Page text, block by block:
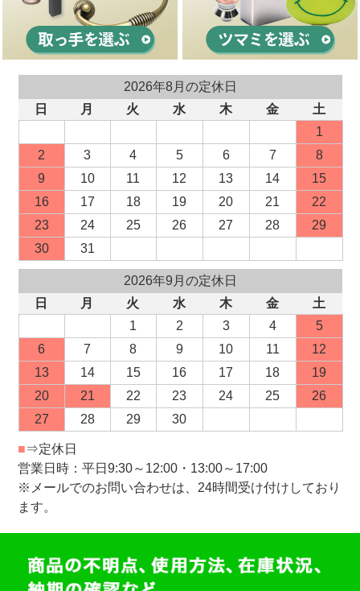
2026年8月の定休日
日
月 火 水 木 金
土
1
2
3 4 5 6 7
8
9
10 11 12 13 14
15
16
17 18 19 20 21
22
23
24 25 26 27 28
29
30
31
2026年9月の定休日
日
月 火 水 木 金
土
1
2 3 4
5
6
7 8 9 10 11
12
13
14 15 16 17 18
19
20
21 22 23 24 25
26
27
28 29 30
■⇒定休日
営業日時：平日9:30～12:00・13:00～17:00
※メールでのお問い合わせは、24時間受け付けしており
ます。